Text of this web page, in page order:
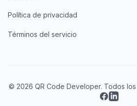
Política de privacidad
Términos del servicio
© 2026 QR Code Developer. Todos